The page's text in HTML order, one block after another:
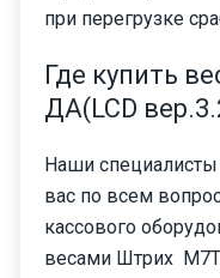
при перегрузке
Где купить
ДА(LCD
Наши специалисты
вас по всем
кассового
весами Штрих М7Т